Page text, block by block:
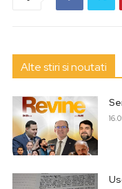
Alte stiri si noutati